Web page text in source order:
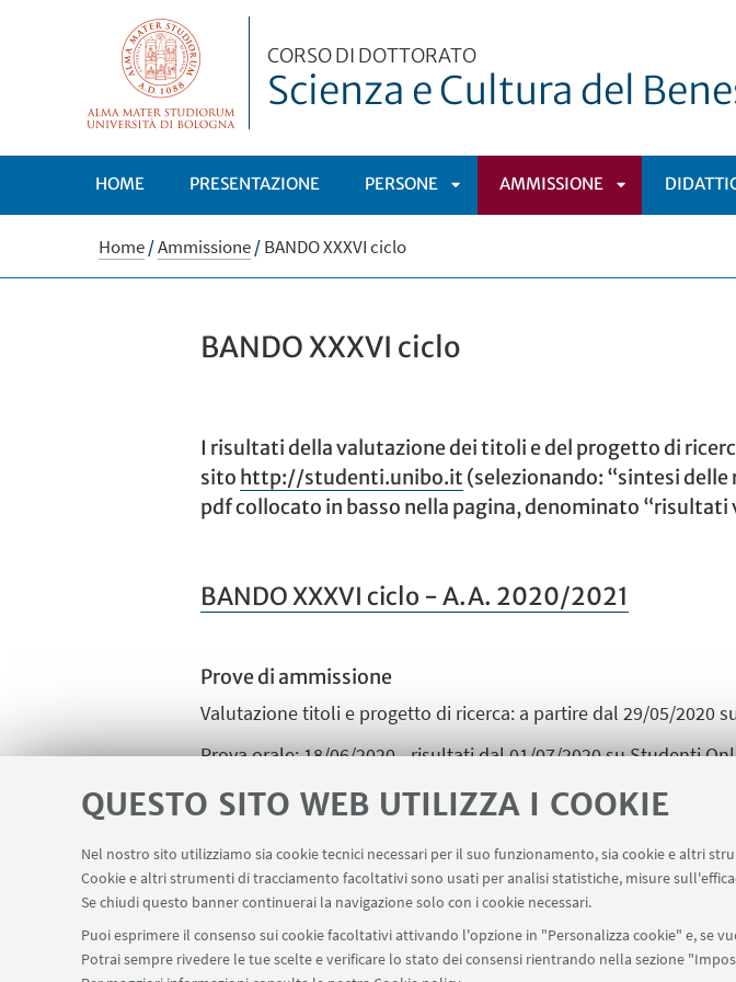
QUESTO SITO WEB UTILIZZA I COOKIE
Nel nostro sito utilizziamo sia cookie tecnici necessari per il suo funzionamento, sia cookie e altri
Cookie e altri strumenti di tracciamento facoltativi sono usati per analisi statistiche, misure
Se chiudi questo banner continuerai la navigazione solo con i cookie necessari.
Puoi esprimere il consenso sui cookie facoltativi attivando l'opzione in "Personalizza cookie" e, se
Potrai sempre rivedere le tue scelte e verificare lo stato dei consensi rientrando nella sezione
CORSO DI DOTTORATO
Scienza e Cultura del
HOME PRESENTAZIONE PERSONE AMMISSIONE
Home/Ammissione/BANDO XXXVI ciclo
BANDO XXXVI ciclo
I risultati della valutazione dei titoli e del progetto di
sito http://studenti.unibo.it (selezionando: “sintesi
pdf collocato in basso nella pagina, denominato
BANDO XXXVI ciclo - A.A. 2020/2021
Prove di ammissione
Valutazione titoli e progetto di ricerca: a partire dal 29/05/2020
Prova orale: 18/06/2020 - risultati dal 01/07/2020 suStudenti